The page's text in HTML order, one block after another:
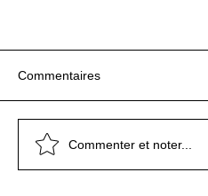
Commentaires
Commenter et noter...